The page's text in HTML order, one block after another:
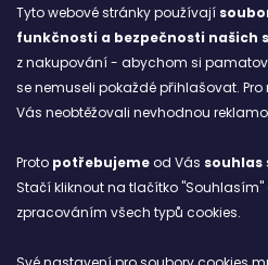
Tyto webové stránky používají
funkčnosti a bezpečnosti našich
z nakupování - abychom si
se nemuseli pokaždé přihlašovat.
Vás neobtěžovali nevhodnou
Proto potřebujemeod Vás souhlas
Stačí kliknout na tlačítko
zpracováním všech typů cookies.
Blog
Ze starých bot
ARCHIV